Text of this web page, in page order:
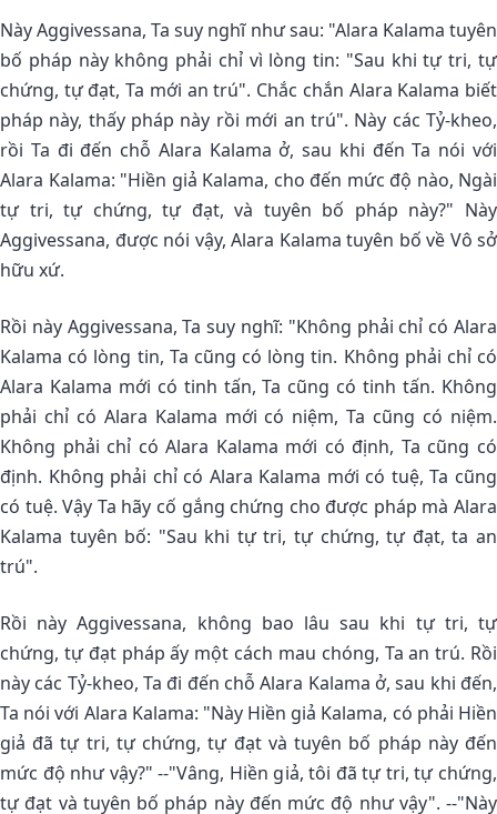
Này Aggivessana, Ta suy nghĩ như sau: "Alara Kalama tuyên
bố pháp này không phải chỉ vì lòng tin: "Sau khi tự tri, tự
chứng, tự đạt, Ta mới an trú". Chắc chắn Alara Kalama biết
pháp này, thấy pháp này rồi mới an trú". Này các Tỷ-kheo,
rồi Ta đi đến chỗ Alara Kalama ở, sau khi đến Ta nói với
Alara Kalama: "Hiền giả Kalama, cho đến mức độ nào, Ngài
tự tri, tự chứng, tự đạt, và tuyên bố pháp này?" Này
Aggivessana, được nói vậy, Alara Kalama tuyên bố về Vô sở
hữu xứ.
Rồi này Aggivessana, Ta suy nghĩ: "Không phải chỉ có Alara
Kalama có lòng tin, Ta cũng có lòng tin. Không phải chỉ có
Alara Kalama mới có tinh tấn, Ta cũng có tinh tấn. Không
phải chỉ có Alara Kalama mới có niệm, Ta cũng có niệm.
Không phải chỉ có Alara Kalama mới có định, Ta cũng có
định. Không phải chỉ có Alara Kalama mới có tuệ, Ta cũng
có tuệ. Vậy Ta hãy cố gắng chứng cho được pháp mà Alara
Kalama tuyên bố: "Sau khi tự tri, tự chứng, tự đạt, ta an
trú".
Rồi này Aggivessana, không bao lâu sau khi tự tri, tự
chứng, tự đạt pháp ấy một cách mau chóng, Ta an trú. Rồi
này các Tỷ-kheo, Ta đi đến chỗ Alara Kalama ở, sau khi đến,
Ta nói với Alara Kalama: "Này Hiền giả Kalama, có phải Hiền
giả đã tự tri, tự chứng, tự đạt và tuyên bố pháp này đến
mức độ như vậy?" --"Vâng, Hiền giả, tôi đã tự tri, tự chứng,
tự đạt và tuyên bố pháp này đến mức độ như vậy". --"Này